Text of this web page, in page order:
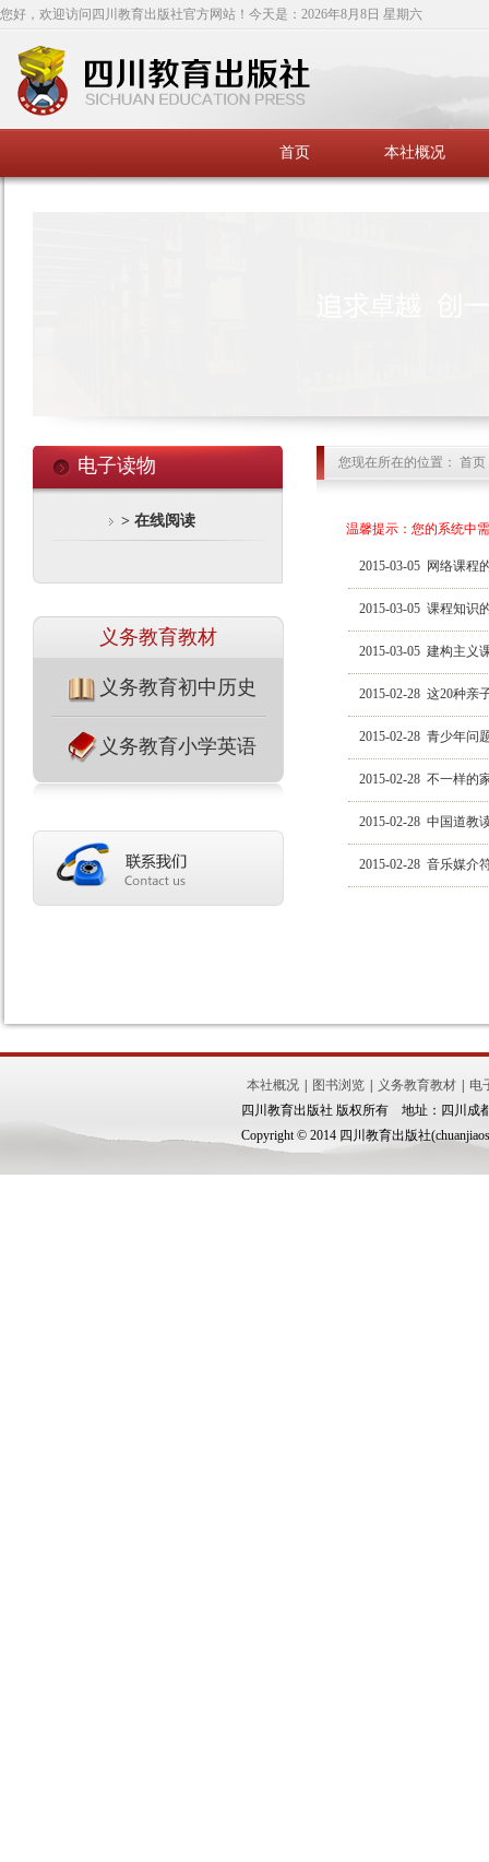
您好，欢迎访问四川教育出版社官方网站！今天是： 2026年8月8日 星期六
首页 本社概况
电子读物
> 在线阅读
义务教育教材
义务教育初中历史
义务教育小学英语
您现在所在的位置： 首
温馨提示：您的系统中
2015-03-05 网络课程
2015-03-05 课程知识
2015-03-05 建构主义
2015-02-28 这20种亲
2015-02-28 青少年问
2015-02-28 不一样的
2015-02-28 中国道教
2015-02-28 音乐媒介
本社概况 图书浏览 义务教育教材
电
四川教育出版社 版权所有 地址：四川成
Copyright © 2014 四川教育出版社